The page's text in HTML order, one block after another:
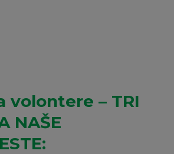
volontere – TRI
NAŠE